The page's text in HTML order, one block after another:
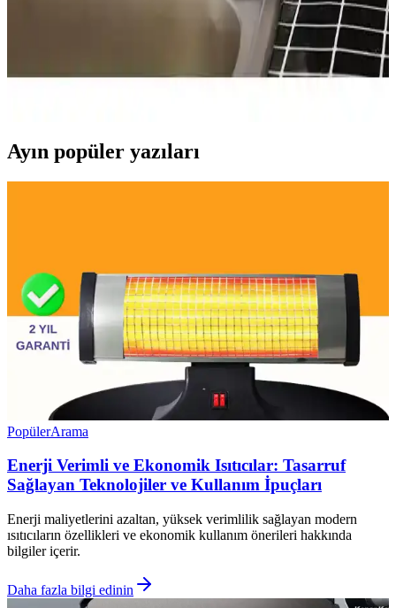
Hızlı Su Isıtıcıları: Modern Yaşam İçin Güvenilir ve
Modern yaşamın vazgeçilmezi olan hızlı su ısıtıcıları, pratiklik, enerji
tasarrufu ve güvenlik özellikleriyle öne çıkar. Farklı modeller ve
Ayın popüler yazıları
PopülerArama
Enerji Verimli ve Ekonomik Isıtıcılar: Tasarruf
Sağlayan Teknolojiler ve Kullanım İpuçları
Enerji maliyetlerini azaltan, yüksek verimlilik sağlayan modern
ısıtıcıların özellikleri ve ekonomik kullanım önerileri hakkında
bilgiler içerir.
Daha fazla bilgi edinin